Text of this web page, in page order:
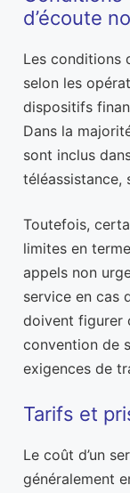
d’écoute
Les conditions
selon les
dispositifs
Dans la
sont inclus
téléassistance,
Toutefois,
limites en
appels non
service en cas
doivent figurer
convention de
exigences de
Tarifs et
Le coût d’un
généralement